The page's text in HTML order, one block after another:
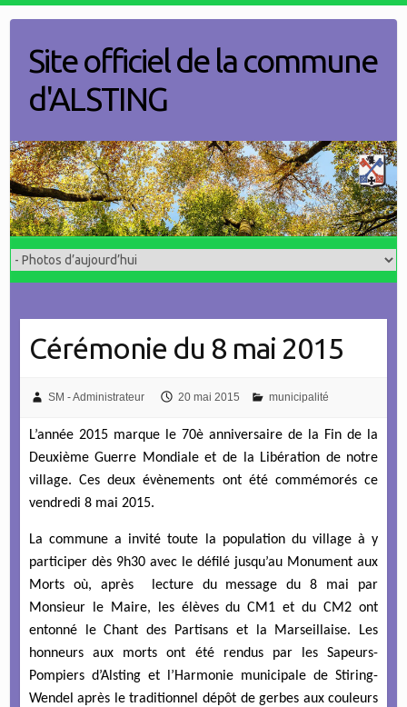
contentSite officiel de la commune
d'ALSTING
Cérémonie du 8 mai 2015
SM - Administrateur 20 mai 2015 municipalité
L’année 2015 marque le 70è anniversaire de la Fin de la
Deuxième Guerre Mondiale et de la Libération de notre
village. Ces deux évènements ont été commémorés ce
vendredi 8 mai 2015.
La commune a invité toute la population du village à y
participer dès 9h30 avec le défilé jusqu’au Monument aux
Morts où, après lecture du message du 8 mai par
Monsieur le Maire, les élèves du CM1 et du CM2 ont
entonné le Chant des Partisans et la Marseillaise. Les
honneurs aux morts ont été rendus par les Sapeurs-
Pompiers d’Alsting et l’Harmonie municipale de Stiring-
Wendel après le traditionnel dépôt de gerbes aux couleurs